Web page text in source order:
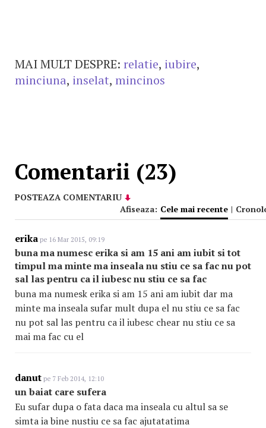
MAI MULT DESPRE: relatie, iubire,
minciuna, inselat, mincinos
Comentarii (23)
POSTEAZA COMENTARIU
Afiseaza: Cele mai recente |
erika pe 16 Mar 2015, 09:19
buna ma numesc erika si am 15 ani am iubit si tot
timpul ma minte ma inseala nu stiu ce sa fac nu pot
sal las pentru ca il iubesc nu stiu ce sa fac
buna ma numesk erika si am 15 ani am iubit dar ma
minte ma inseala sufar mult dupa el nu stiu ce sa fac
nu pot sal las pentru ca il iubesc chear nu stiu ce sa
mai ma fac cu el
danut pe 7 Feb 2014, 12:10
un baiat care sufera
Eu sufar dupa o fata daca ma inseala cu altul sa se
simta ia bine nustiu ce sa fac ajutatatima